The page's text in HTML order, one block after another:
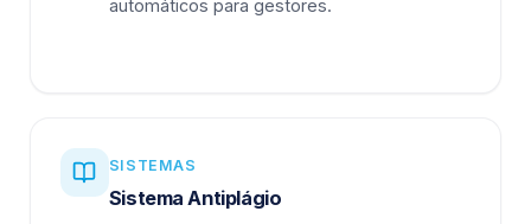
automáticos para gestores.
SISTEMAS
Sistema Antiplágio